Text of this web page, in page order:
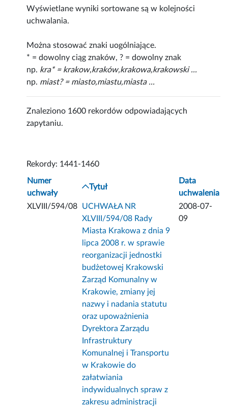
Wyświetlane wyniki sortowane są w kolejności
uchwalania.
Można stosować znaki uogólniające.
* = dowolny ciąg znaków, ? = dowolny znak
np. kra* = krakow,kraków,krakowa,krakowski ...
np. miast? = miasto,miastu,miasta ...
Znaleziono 1600 rekordów odpowiadających
zapytaniu.
Rekordy: 1441-1460
Numer
uchwały
Tytuł
Data
uchwalenia
XLVIII/594/08
UCHWAŁA NR
XLVIII/594/08 Rady
Miasta Krakowa z dnia 9
lipca 2008 r. w sprawie
reorganizacji jednostki
budżetowej Krakowski
Zarząd Komunalny w
Krakowie, zmiany jej
nazwy i nadania statutu
oraz upoważnienia
Dyrektora Zarządu
Infrastruktury
Komunalnej i Transportu
w Krakowie do
załatwiania
indywidualnych spraw z
zakresu administracji
2008-07-
09